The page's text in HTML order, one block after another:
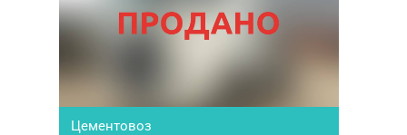
опорными…
Цементовоз